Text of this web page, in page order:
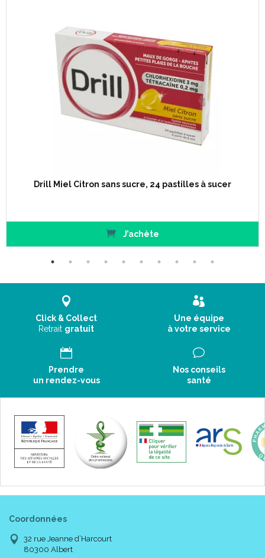
Drill Miel Citron sans sucre, 24 pastilles à sucer
J’achète
Click & Collect
Retrait gratuit
Une équipe
à votre service
Prendre
un rendez-vous
Nos conseils
santé
Coordonnées
32 rue Jeanne d’Harcourt
80300 Albert